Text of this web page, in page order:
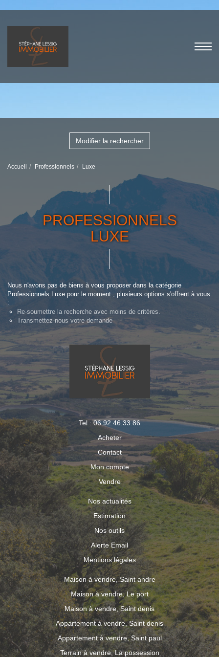
Modifier la rechercher
Accueil Professionnels Luxe
PROFESSIONNELS
LUXE
Nous n'avons pas de biens à vous proposer dans la catégorie
Professionnels Luxe pour le moment , plusieurs options s'offrent à vous
:
Re-soumettre la recherche avec moins de critères.
Transmettez-nous votre demande
Tel : 06.92.46.33.86
Acheter
Contact
Mon compte
Vendre
Nos actualités
Estimation
Nos outils
Alerte Email
Mentions légales
Maison à vendre, Saint andre
Maison à vendre, Le port
Maison à vendre, Saint denis
Appartement à vendre, Saint denis
Appartement à vendre, Saint paul
Terrain à vendre, La possession